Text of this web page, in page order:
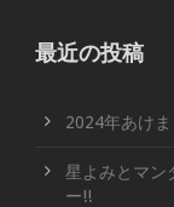
最近の投稿
2024年あけ
星よみとマン
ー!!